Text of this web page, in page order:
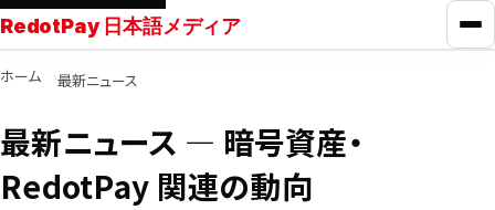
RedotPay 日本語メディア メ
RedotPayガイド
カード比較
ホーム 最新ニュース
最新ニュース ― 暗号資産・
RedotPay 関連の動向